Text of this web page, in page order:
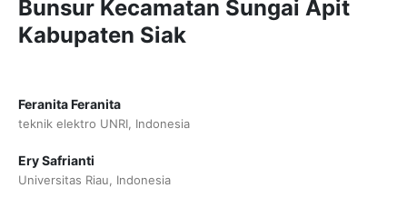
Bunsur Kecamatan Sungai Apit
Kabupaten Siak
Feranita Feranita
teknik elektro UNRI, Indonesia
Ery Safrianti
Universitas Riau, Indonesia